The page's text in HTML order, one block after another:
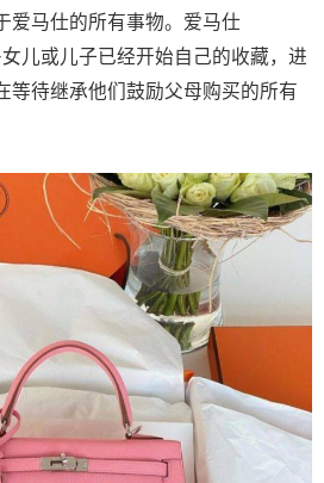
爱马仕的所有事物。爱马仕
女儿或儿子已经开始自己的收藏，进
等待继承他们鼓励父母购买的所有